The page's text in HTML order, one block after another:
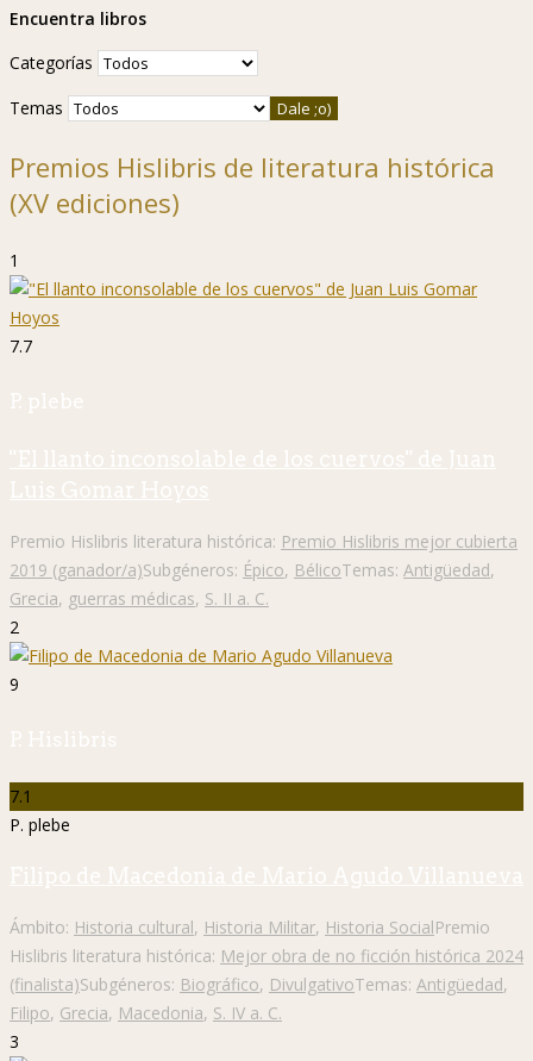
Encuentra libros
Categorías
Temas
Premios Hislibris de literatura histórica
(XV ediciones)
1
7.7
P. plebe
"El llanto inconsolable de los cuervos" de Juan
Luis Gomar Hoyos
Premio Hislibris literatura histórica: Premio Hislibris mejor cubierta
2019 (ganador/a)Subgéneros: Épico, BélicoTemas: Antigüedad,
Grecia, guerras médicas, S. II a. C.
2
9
P. Hislibris
7.1
P. plebe
Filipo de Macedonia de Mario Agudo Villanueva
Ámbito: Historia cultural, Historia Militar, Historia SocialPremio
Hislibris literatura histórica: Mejor obra de no ficción histórica 2024
(finalista)Subgéneros: Biográfico, DivulgativoTemas: Antigüedad,
Filipo, Grecia, Macedonia, S. IV a. C.
3